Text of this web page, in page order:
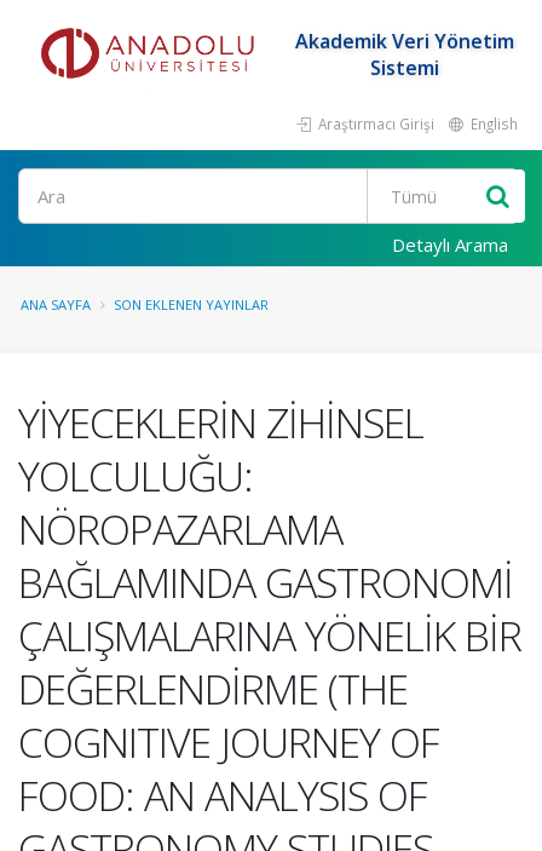
Akademik Veri Yönetim
Sistemi
Araştırmacı Girişi English
Ara
Detaylı Arama
ANA SAYFA SON EKLENEN YAYINLAR
YİYECEKLERİN ZİHİNSEL
YOLCULUĞU:
NÖROPAZARLAMA
BAĞLAMINDA GASTRONOMİ
ÇALIŞMALARINA YÖNELİK BİR
DEĞERLENDİRME (THE
COGNITIVE JOURNEY OF
FOOD: AN ANALYSIS OF